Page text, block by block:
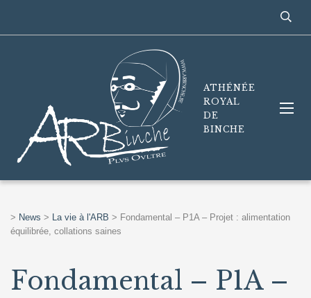
ATHÉNÉE
ROYAL
DE
BINCHE
> News > La vie à l'ARB > Fondamental – P1A – Projet : alimentation
équilibrée, collations saines
Fondamental – P1A –